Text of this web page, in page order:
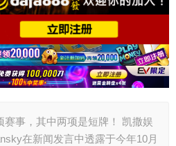
赛事，其中两项是短牌！ 凯撒娱
在新闻发言中透露于今年10月